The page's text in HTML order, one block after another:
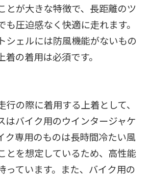
とが大きな特徴で、長距離のツ
も圧迫感なく快適に走れます。
シェルには防風機能がないもの
着の着用は必須です。
行の際に着用する上着として、
はバイク用のウインタージャケ
ク専用のものは長時間冷たい風
とを想定しているため、高性能
っています。また、バイク用の